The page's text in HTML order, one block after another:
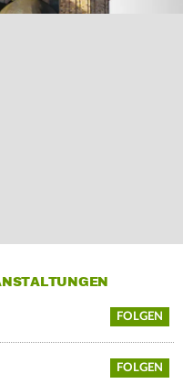
FOLGEN
FOLGEN